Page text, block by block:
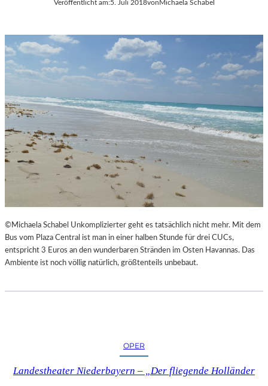
Veröffentlicht am:5. Juli 2018vonMichaela Schabel
©Michaela Schabel Unkomplizierter geht es tatsächlich nicht mehr. Mit dem
Bus vom Plaza Central ist man in einer halben Stunde für drei CUCs,
entspricht 3 Euros an den wunderbaren Stränden im Osten Havannas. Das
Ambiente ist noch völlig natürlich, größtenteils unbebaut.
OPER
Landestheater Niederbayern – „Der fliegende Holländer